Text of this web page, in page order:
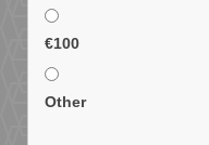
€100
Other